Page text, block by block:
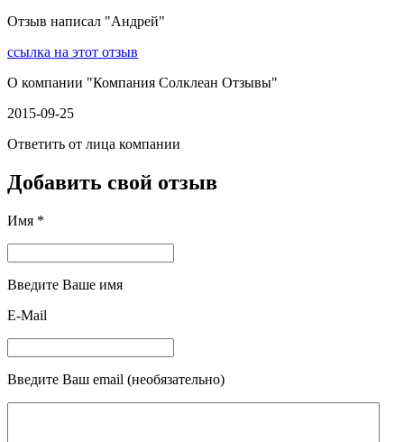
Отзыв написал "Андрей"
ссылка на этот отзыв
О компании "Компания Солклеан Отзывы"
2015-09-25
Ответить от лица компании
Добавить свой отзыв
Имя *
Введите Ваше имя
E-Mail
Введите Ваш email (необязательно)